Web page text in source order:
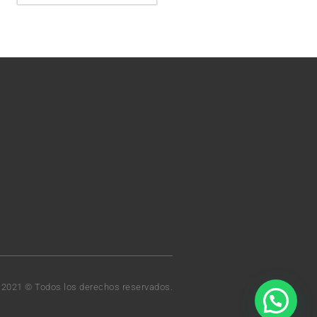
© Todos los derechos reservados.